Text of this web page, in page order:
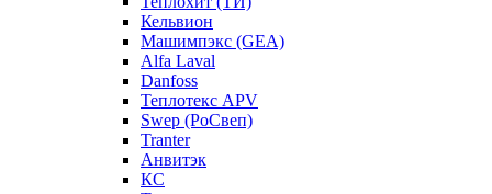
Кельвион
Машимпэкс (GEA)
Alfa Laval
Danfoss
Теплотекс APV
Swep (РоСвеп)
Tranter
Анвитэк
КС